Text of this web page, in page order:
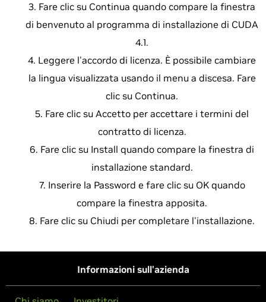
Fare clic su Continua quando compare la finestra
di benvenuto al programma di installazione di CUDA
4.1.
Leggere l'accordo di licenza. È possibile cambiare
la lingua visualizzata usando il menu a discesa. Fare
clic su Continua.
Fare clic su Accetto per accettare i termini del
contratto di licenza.
Fare clic su Install quando compare la finestra di
installazione standard.
Inserire la Password e fare clic su OK quando
compare la finestra apposita.
Fare clic su Chiudi per completare l'installazione.
Informazioni sull'azienda